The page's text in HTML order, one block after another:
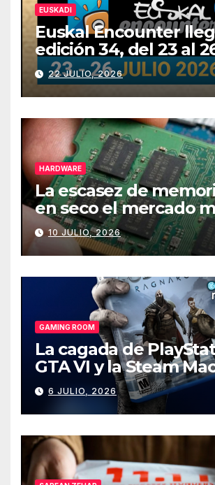
EUSKADI
Euskal Encounter
edición 34, del 23 al
julio
22 JULIO, 2026
HARDWARE
La escasez de
en seco el mercado
de PCs
10 JULIO, 2026
GAMING ROOM
La cagada de
GTA VI y la Steam
Gaming Room #130
6 JULIO, 2026